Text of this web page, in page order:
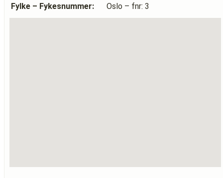
Fylke – Fykesnummer:
Oslo – fnr: 3